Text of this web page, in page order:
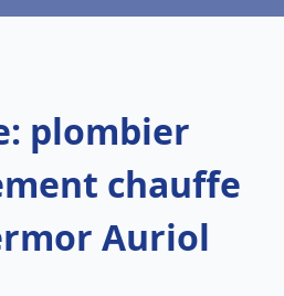
plombier
chauffe
Auriol